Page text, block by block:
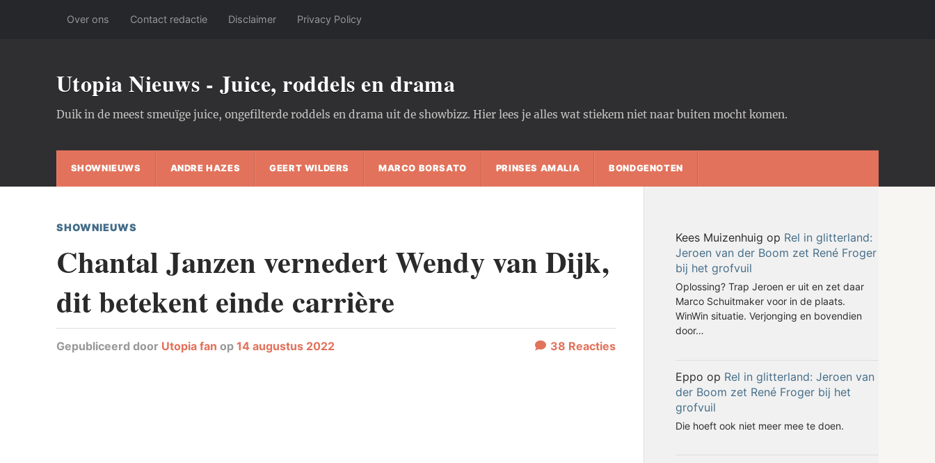
Over ons Contact redactie Disclaimer Privacy Policy
Utopia Nieuws - Juice, roddels en drama
Duik in de meest smeuïge juice, ongefilterde roddels en drama uit de showbizz. Hier lees je alles wat stiekem niet naar buiten mocht komen.
SHOWNIEUWS ANDRE HAZES GEERT WILDERS MARCO BORSATO PRINSES AMALIA BONDGENOTEN
SHOWNIEUWS
Chantal Janzen vernedert Wendy van Dijk,
dit betekent einde carrière
Gepubliceerd door Utopia fan op 14 augustus 2022 38 Reacties
Kees Muizenhuig op Rel in glitterland:
Jeroen van der Boom zet René Froger
bij het grofvuil
Oplossing? Trap Jeroen er uit en zet daar
Marco Schuitmaker voor in de plaats.
WinWin situatie. Verjonging en bovendien
door…
Eppo op Rel in glitterland: Jeroen van
der Boom zet René Froger bij het
grofvuil
Die hoeft ook niet meer mee te doen.